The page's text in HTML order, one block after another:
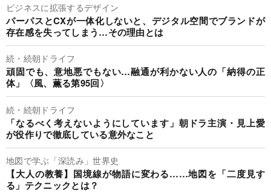
ビジネスに拡張するデザイン
パーパスとCXが一体化しないと、デジタル空間でブランドが
存在感を失ってしまう…その理由とは
続・続朝ドライフ
頑固でも、意地悪でもない…融通が利かない人の「納得の正
体」〈風、薫る第95回〉
続・続朝ドライフ
「なるべく考えないようにしています」朝ドラ主演・見上愛
が役作りで徹底している意外なこと
地図で学ぶ「深読み」世界史
【大人の教養】国境線が物語に変わる……地図を「二度見す
る」テクニックとは？